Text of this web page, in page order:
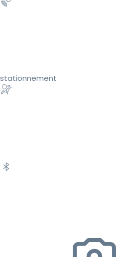
stationnement